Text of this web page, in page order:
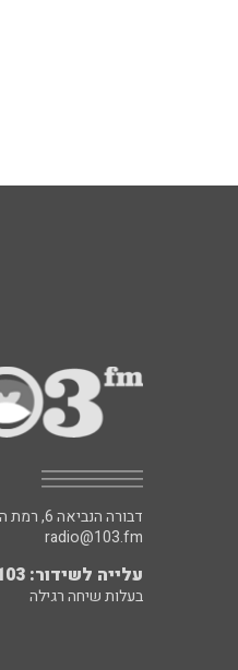
דבורה הנביאה 6, רמת השרון
radio@103.fm
עלייה לשידור: 0552-103-103
בעלות שיחה רגילה